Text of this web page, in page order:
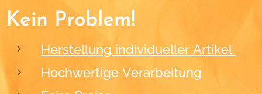
Kein Problem!
Herstellung individueller Artikel
Hochwertige Verarbeitung